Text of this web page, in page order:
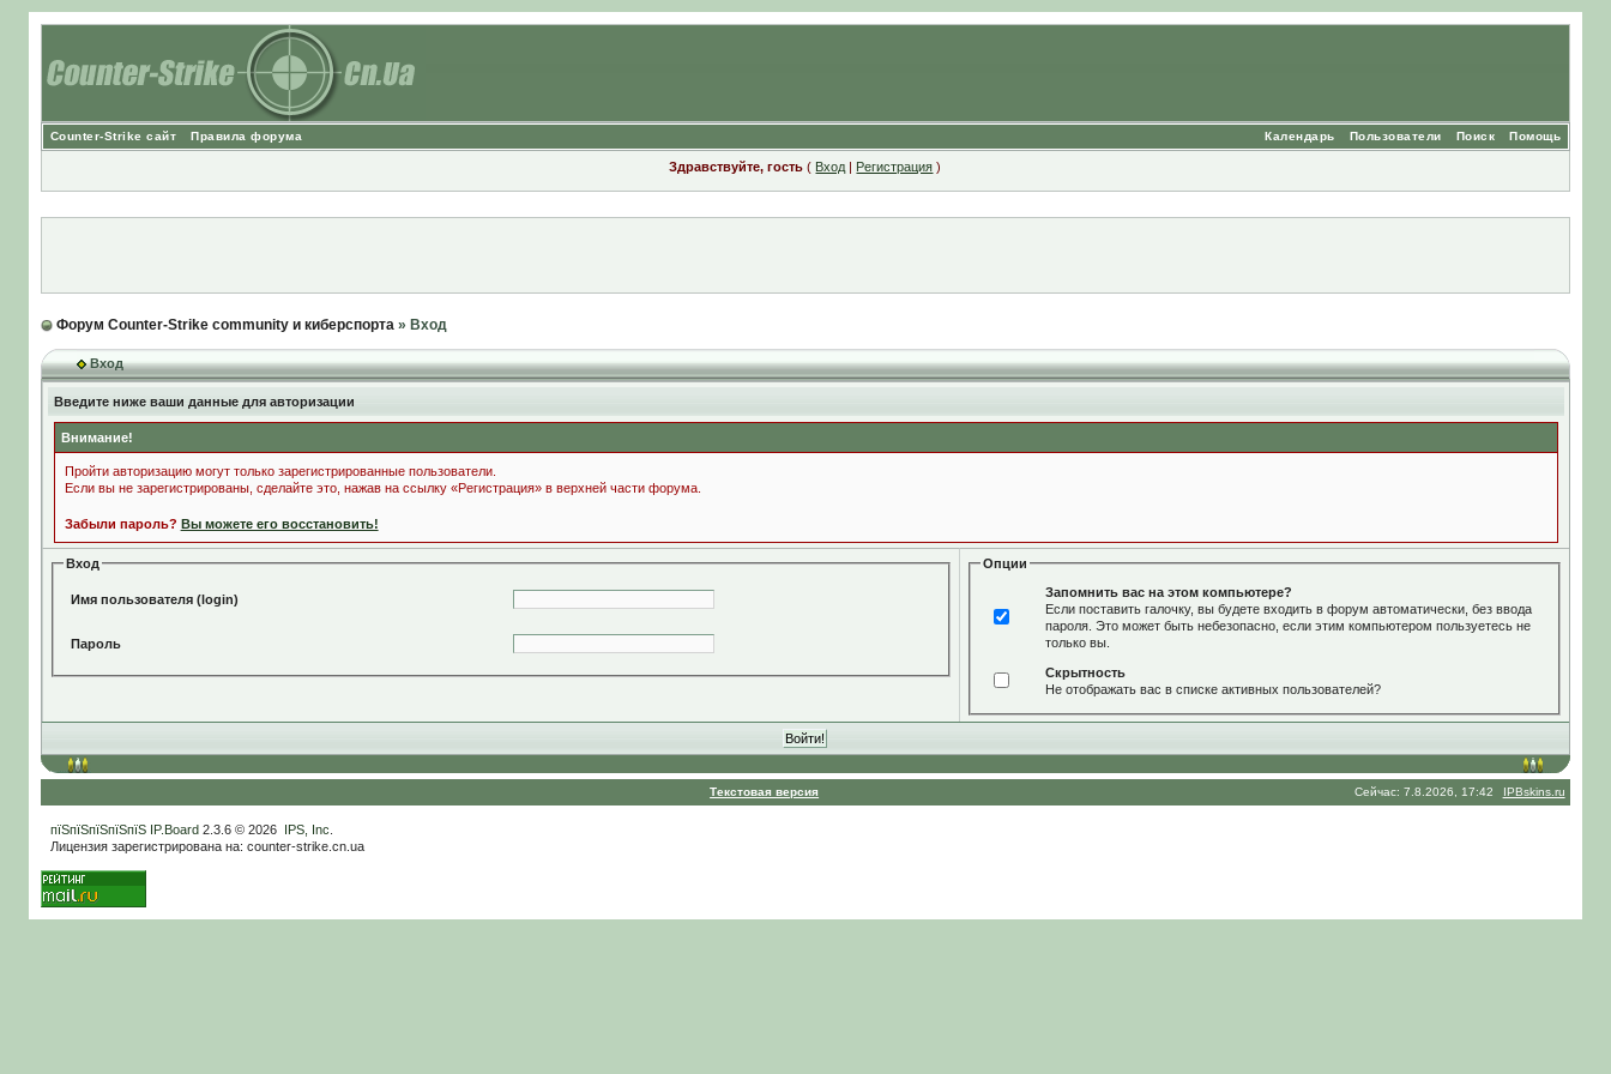
Counter-Strike сайт Правила форума Помощь
Поиск
Пользователи
Календарь
Здравствуйте, гость ( Вход | Регистрация )
Форум Counter-Strike community и киберспорта» Вход
Вход
Введите ниже ваши данные для авторизации
Внимание!
Пройти авторизацию могут только зарегистрированные пользователи.
Если вы не зарегистрированы, сделайте это, нажав на ссылку «Регистрация» в верхней части форума.
Забыли пароль? Вы можете его восстановить!
Вход
Имя пользователя (login)
Пароль
Опции
Запомнить вас на этом компьютере?
Если поставить галочку, вы будете входить в форум автоматически, без ввода
пароля. Это может быть небезопасно, если этим компьютером пользуетесь не
только вы.
Скрытность
Не отображать вас в списке активных пользователей?
Текстовая версия Сейчас: 7.8.2026, 17:42 IPBskins.ru
пїЅпїЅпїЅпїЅпїЅ IP.Board2.3.6 © 2026 IPS, Inc
Лицензия зарегистрирована на: counter-strike.cn.ua